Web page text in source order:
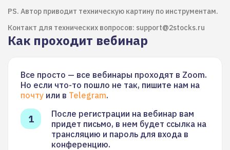
PS. Автор приводит техническую картину по инструментам.
Контакт для технических вопросов: support@2stocks.ru
Как проходит вебинар
Все просто — все вебинары проходят в Zoom.
Но если что-то пошло не так, пишите нам на
почту или в Telegram.
После регистрации на вебинар вам
придет письмо, в нем будет ссылка на
трансляцию и пароль для входа в
конференцию.